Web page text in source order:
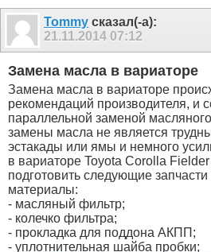
Tommy сказал(-а):
21.11.2014 07:12
Замена масла в вариаторе
Замена масла в вариаторе
рекомендаций производителя, и
параллельной заменой
замены масла не является
эстакады или ямы и немного
в вариаторе Toyota Corolla
подготовить следующие
материалы:
- масляный фильтр;
- колечко фильтра;
- прокладка для поддона АКПП;
- уплотнительная шайба пробки;